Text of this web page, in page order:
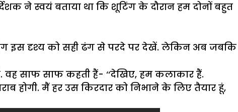
ने स्वयं बताया था कि शूटिंग के दौरान हम दोनों बहुत
लोग इस दृश्य को सही ढंग से परदे पर देखें. लेकिन अब जबकि
वह साफ साफ कहती हैं- ‘‘देखिए, हम कलाकार हैं.
होगी. मैं हर उस किरदार को निभाने के लिए तैयार हूं,